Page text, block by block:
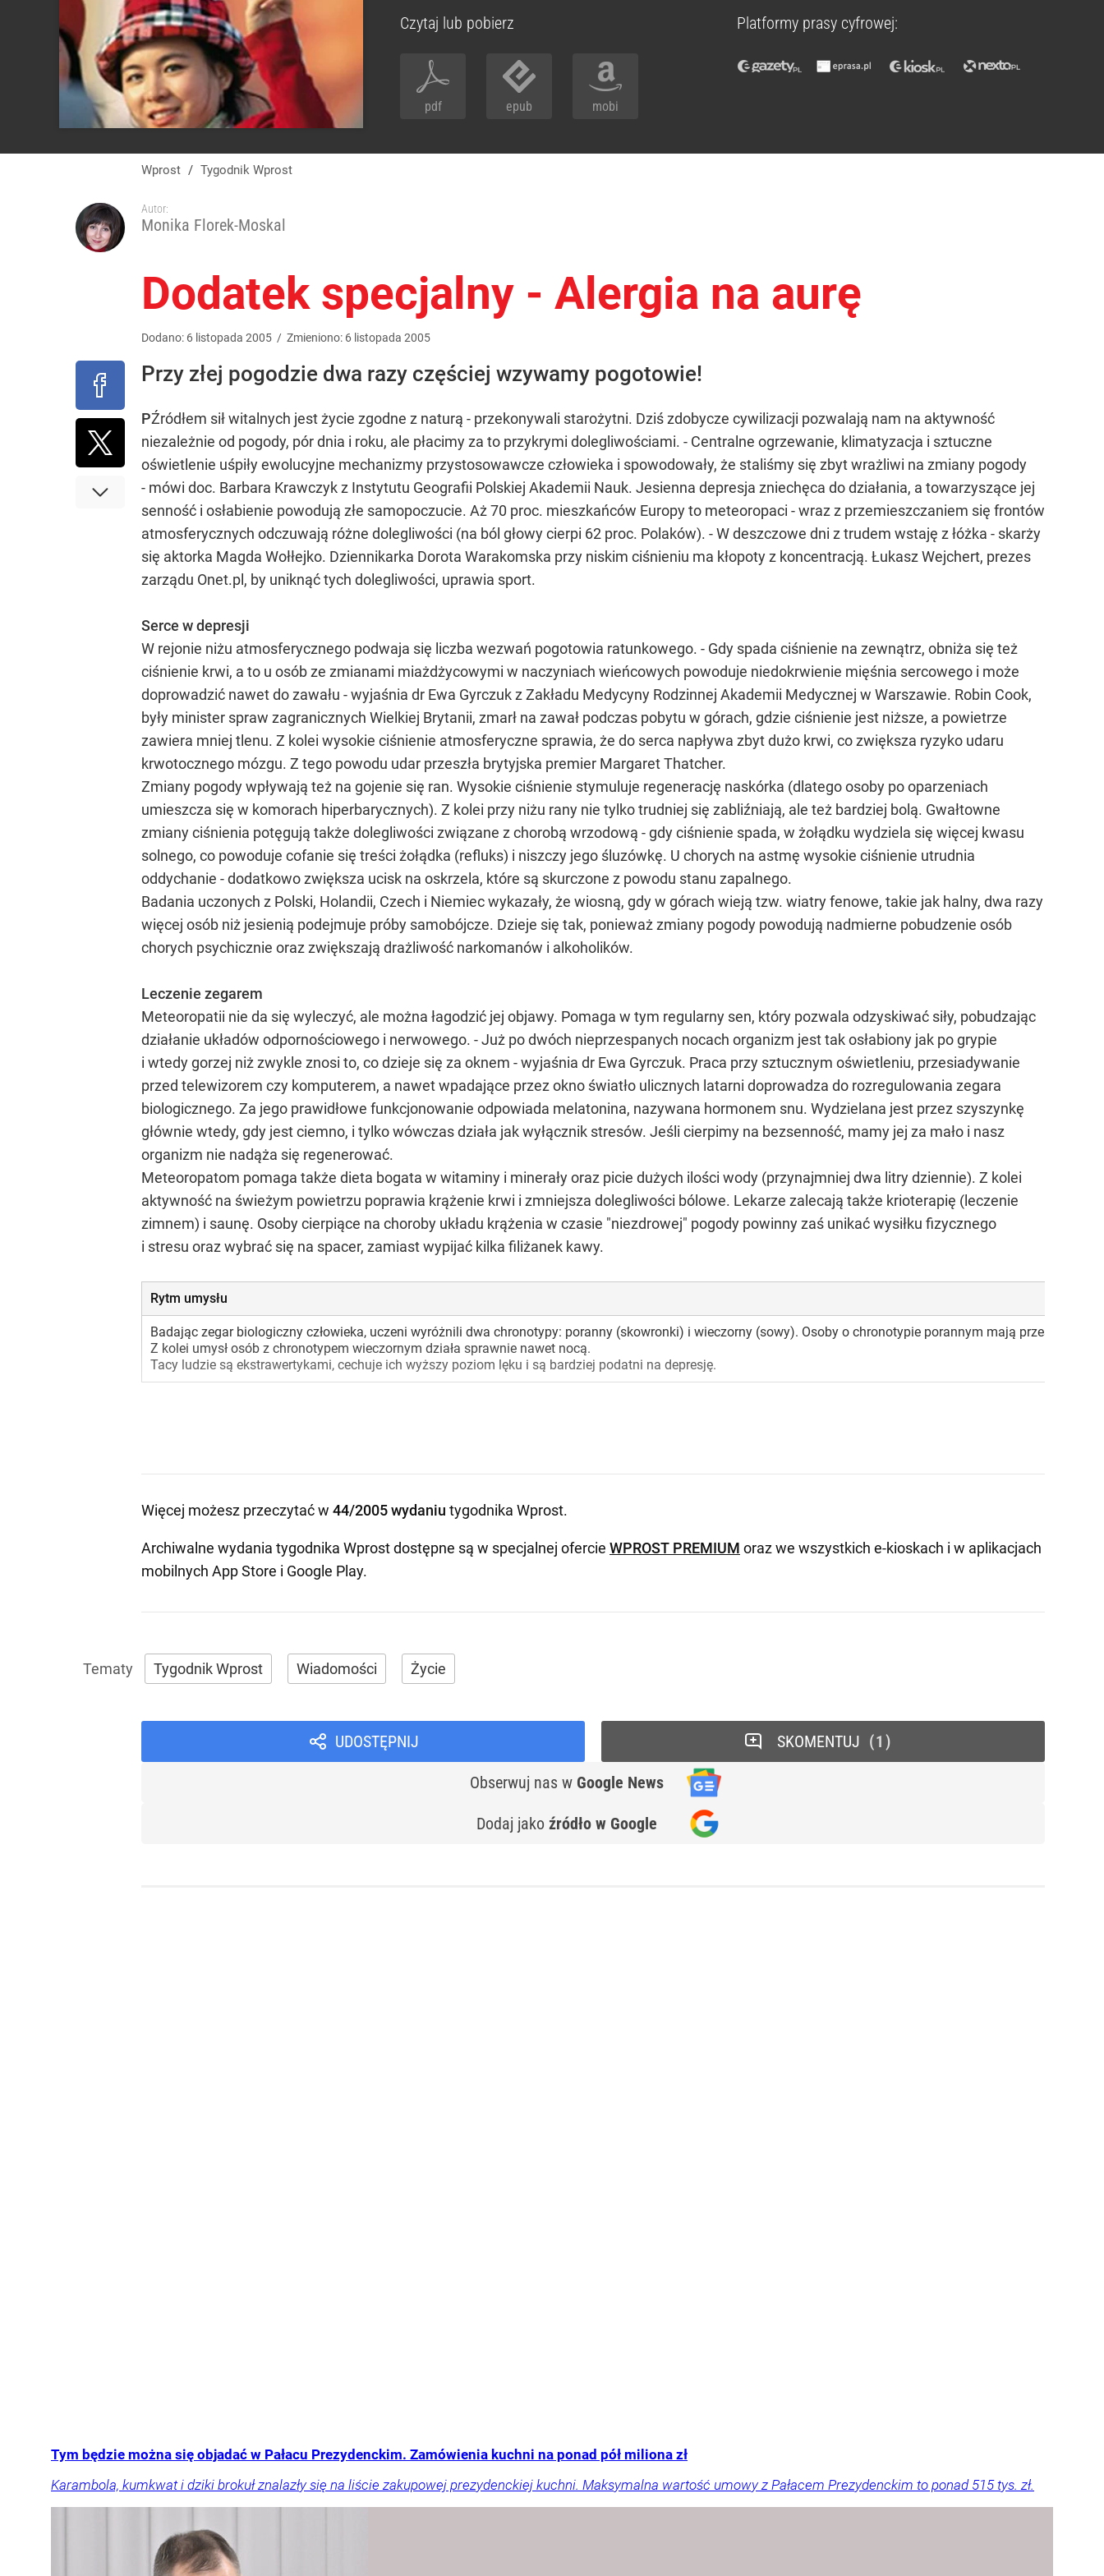
Czytaj lub pobierz
pdf epub mobi
Platformy prasy cyfrowej:
Wprost / Tygodnik Wprost
Autor:
Monika Florek-Moskal
Dodatek specjalny - Alergia na aurę
Dodano: 6 listopada 2005 / Zmieniono: 6 listopada 2005
Przy złej pogodzie dwa razy częściej wzywamy pogotowie!
PŹródłem sił witalnych jest życie zgodne z naturą - przekonywali starożytni. Dziś zdobycze cywilizacji pozwalają nam na aktywność
niezależnie od pogody, pór dnia i roku, ale płacimy za to przykrymi dolegliwościami. - Centralne ogrzewanie, klimatyzacja i sztuczne
oświetlenie uśpiły ewolucyjne mechanizmy przystosowawcze człowieka i spowodowały, że staliśmy się zbyt wrażliwi na zmiany pogody
- mówi doc. Barbara Krawczyk z Instytutu Geografii Polskiej Akademii Nauk. Jesienna depresja zniechęca do działania, a towarzyszące jej
senność i osłabienie powodują złe samopoczucie. Aż 70 proc. mieszkańców Europy to meteoropaci - wraz z przemieszczaniem się frontów
atmosferycznych odczuwają różne dolegliwości (na ból głowy cierpi 62 proc. Polaków). - W deszczowe dni z trudem wstaję z łóżka - skarży
się aktorka Magda Wołłejko. Dziennikarka Dorota Warakomska przy niskim ciśnieniu ma kłopoty z koncentracją. Łukasz Wejchert, prezes
zarządu Onet.pl, by uniknąć tych dolegliwości, uprawia sport.
Serce w depresji
W rejonie niżu atmosferycznego podwaja się liczba wezwań pogotowia ratunkowego. - Gdy spada ciśnienie na zewnątrz, obniża się też
ciśnienie krwi, a to u osób ze zmianami miażdżycowymi w naczyniach wieńcowych powoduje niedokrwienie mięśnia sercowego i może
doprowadzić nawet do zawału - wyjaśnia dr Ewa Gyrczuk z Zakładu Medycyny Rodzinnej Akademii Medycznej w Warszawie. Robin Cook,
były minister spraw zagranicznych Wielkiej Brytanii, zmarł na zawał podczas pobytu w górach, gdzie ciśnienie jest niższe, a powietrze
zawiera mniej tlenu. Z kolei wysokie ciśnienie atmosferyczne sprawia, że do serca napływa zbyt dużo krwi, co zwiększa ryzyko udaru
krwotocznego mózgu. Z tego powodu udar przeszła brytyjska premier Margaret Thatcher.
Zmiany pogody wpływają też na gojenie się ran. Wysokie ciśnienie stymuluje regenerację naskórka (dlatego osoby po oparzeniach
umieszcza się w komorach hiperbarycznych). Z kolei przy niżu rany nie tylko trudniej się zabliźniają, ale też bardziej bolą. Gwałtowne
zmiany ciśnienia potęgują także dolegliwości związane z chorobą wrzodową - gdy ciśnienie spada, w żołądku wydziela się więcej kwasu
solnego, co powoduje cofanie się treści żołądka (refluks) i niszczy jego śluzówkę. U chorych na astmę wysokie ciśnienie utrudnia
oddychanie - dodatkowo zwiększa ucisk na oskrzela, które są skurczone z powodu stanu zapalnego.
Badania uczonych z Polski, Holandii, Czech i Niemiec wykazały, że wiosną, gdy w górach wieją tzw. wiatry fenowe, takie jak halny, dwa razy
więcej osób niż jesienią podejmuje próby samobójcze. Dzieje się tak, ponieważ zmiany pogody powodują nadmierne pobudzenie osób
chorych psychicznie oraz zwiększają drażliwość narkomanów i alkoholików.
Leczenie zegarem
Meteoropatii nie da się wyleczyć, ale można łagodzić jej objawy. Pomaga w tym regularny sen, który pozwala odzyskiwać siły, pobudzając
działanie układów odpornościowego i nerwowego. - Już po dwóch nieprzespanych nocach organizm jest tak osłabiony jak po grypie
i wtedy gorzej niż zwykle znosi to, co dzieje się za oknem - wyjaśnia dr Ewa Gyrczuk. Praca przy sztucznym oświetleniu, przesiadywanie
przed telewizorem czy komputerem, a nawet wpadające przez okno światło ulicznych latarni doprowadza do rozregulowania zegara
biologicznego. Za jego prawidłowe funkcjonowanie odpowiada melatonina, nazywana hormonem snu. Wydzielana jest przez szyszynkę
głównie wtedy, gdy jest ciemno, i tylko wówczas działa jak wyłącznik stresów. Jeśli cierpimy na bezsenność, mamy jej za mało i nasz
organizm nie nadąża się regenerować.
Meteoropatom pomaga także dieta bogata w witaminy i minerały oraz picie dużych ilości wody (przynajmniej dwa litry dziennie). Z kolei
aktywność na świeżym powietrzu poprawia krążenie krwi i zmniejsza dolegliwości bólowe. Lekarze zalecają także krioterapię (leczenie
zimnem) i saunę. Osoby cierpiące na choroby układu krążenia w czasie "niezdrowej" pogody powinny zaś unikać wysiłku fizycznego
i stresu oraz wybrać się na spacer, zamiast wypijać kilka filiżanek kawy.
Rytm umysłu
Badając zegar biologiczny człowieka, uczeni wyróżnili dwa chronotypy: poranny (skowronki) i wieczorny (sowy). Osoby o chronotypie porannym mają
Z kolei umysł osób z chronotypem wieczornym działa sprawnie nawet nocą.
Tacy ludzie są ekstrawertykami, cechuje ich wyższy poziom lęku i są bardziej podatni na depresję.
Więcej możesz przeczytać w 44/2005 wydaniu tygodnika Wprost.
Archiwalne wydania tygodnika Wprost dostępne są w specjalnej ofercie WPROST PREMIUM oraz we wszystkich e-kioskach i w aplikacjach
mobilnych App Store i Google Play.
Tygodnik Wprost Wiadomości Życie
UDOSTĘPNIJ
Obserwuj nas w Google News
Dodaj jako źródło w Google
SKOMENTUJ 1
Tym będzie można się objadać w Pałacu Prezydenckim. Zamówienia kuchni na ponad pół miliona zł
Karambola, kumkwat i dziki brokuł znalazły się na liście zakupowej prezydenckiej kuchni. Maksymalna wartość umowy z Pałacem Prezydenckim to ponad 515 tys. zł.